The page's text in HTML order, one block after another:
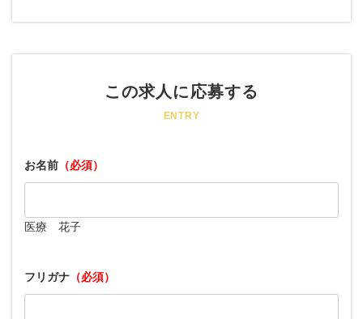
この求人に応募する
ENTRY
お名前 （必須）
医療 花子
フリガナ （必須）